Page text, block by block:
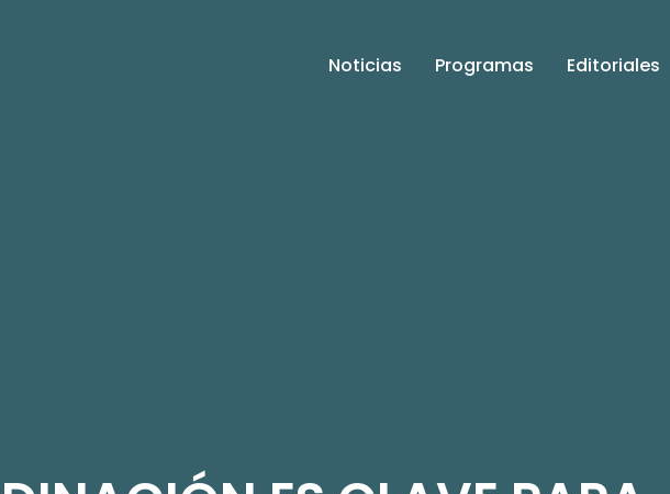
Noticias Programas Editoriales